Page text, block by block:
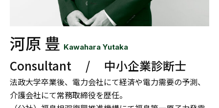
河原 豊 Kawahara Yutaka
Consultant / 中小企業診断士
法政大学卒業後、電力会社にて経済や電力需要の予測、
介護会社にて常務取締役を歴任。